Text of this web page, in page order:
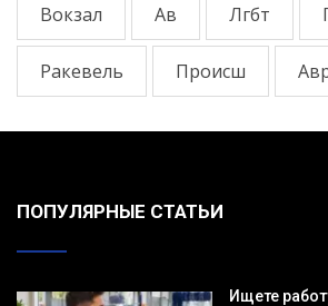
Вокзал Ав Лгбт
Ракевель Происш
ПОПУЛЯРНЫЕ СТАТЬИ
Ищете